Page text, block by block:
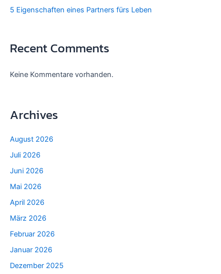
5 Eigenschaften eines Partners fürs Leben
Recent Comments
Keine Kommentare vorhanden.
Archives
August 2026
Juli 2026
Juni 2026
Mai 2026
April 2026
März 2026
Februar 2026
Januar 2026
Dezember 2025